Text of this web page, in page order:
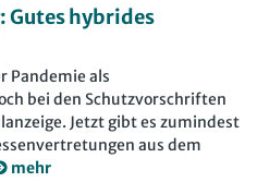
Gutes hybrides
Pandemie als
bei den Schutzvorschriften
Jetzt gibt es zumindest
aus dem
mehr